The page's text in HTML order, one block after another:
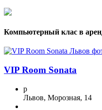
Компьютерный клас в
VIP Room Sonata
p
Львов, Морозная, 14